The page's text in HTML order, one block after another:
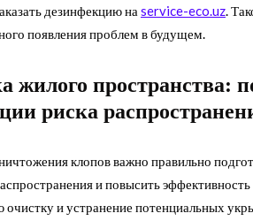
дезинфекцию на service-eco.uz.
появления проблем в будущем.
жилого пространства:
риска
клопов важно правильно
и повысить
очистку и устранение потенциальных